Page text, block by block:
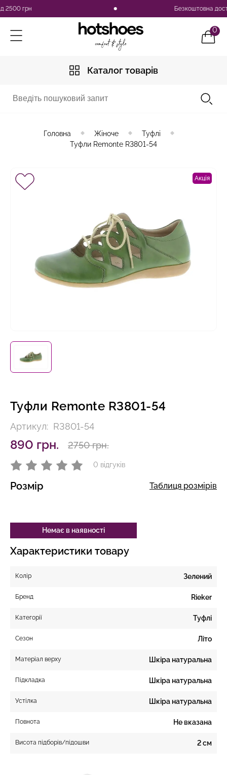
грн Безкоштовна
0
Каталог товарів
Головна Жіноче
Туфлі
Туфли Remonte R3801-54
Акція
Туфли Remonte R3801-54
Артикул: R3801-54
890 грн. 2750 грн.
0 відгуків
Розмір Таблиця розмірів
Немає в наявності
Характеристики товару
Колір Зелений
Бренд Rieker
Категорії Туфлі
Сезон Літо
Матеріал верху Шкіра натуральна
Підкладка Шкіра натуральна
Устілка Шкіра натуральна
Повнота Не вказана
Висота підборів/підошви 2 см